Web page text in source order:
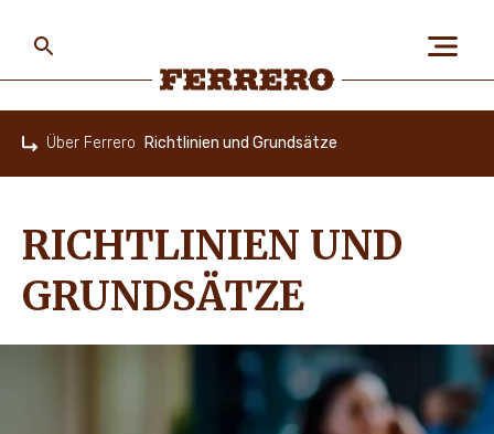
ÜBER FERRERO
MENSCH UND UMWELT
UNSERE MARKEN
main
content
Über Ferrero Richtlinien und Grundsätze
RICHTLINIEN UND
GRUNDSÄTZE